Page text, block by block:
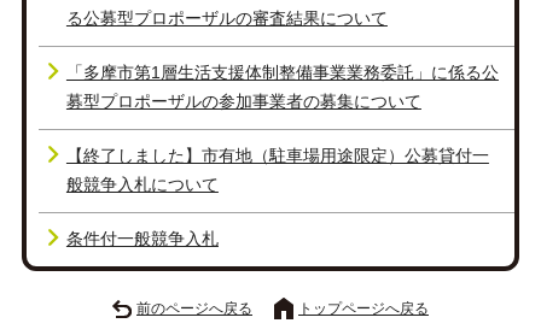
る公募型プロポーザルの審査結果について
「多摩市第1層生活支援体制整備事業業務委託」に係る公
募型プロポーザルの参加事業者の募集について
【終了しました】市有地（駐車場用途限定）公募貸付一
般競争入札について
条件付一般競争入札
前のページへ戻る トップページへ戻る